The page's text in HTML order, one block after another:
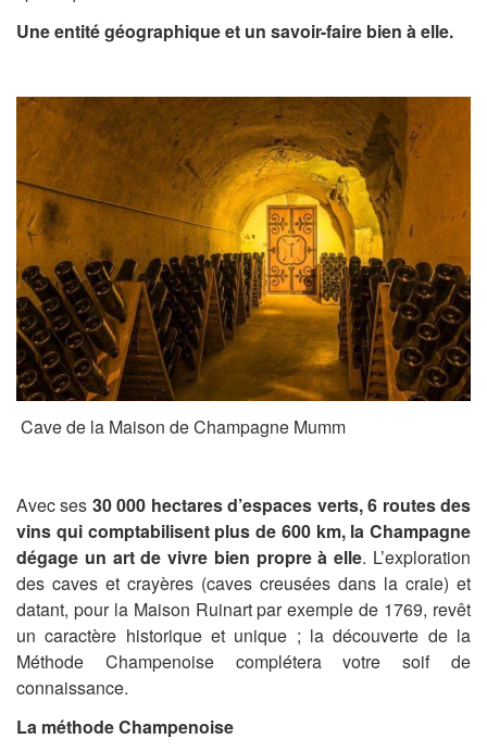
Une entité géographique et un savoir-faire bien à elle.
Cave de la Maison de Champagne Mumm
Avec ses 30 000 hectares d’espaces verts, 6 routes des
vins qui comptabilisent plus de 600 km, la Champagne
dégage un art de vivre bien propre à elle. L’exploration
des caves et crayères (caves creusées dans la craie) et
datant, pour la Maison Ruinart par exemple de 1769, revêt
un caractère historique et unique ; la découverte de la
Méthode Champenoise complétera votre soif de
connaissance.
La méthode Champenoise